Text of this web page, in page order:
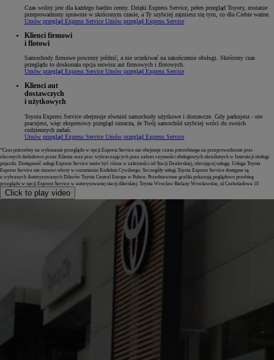
Czas wolny jest dla każdego bardzo cenny. Dzięki Express Service, pełen przegląd Toyoty, zostanie
przeprowadzony sprawnie w skróconym czasie, a Ty szybciej zajmiesz się tym, co dla Ciebie ważne.
Umów przegląd Express Service Umów przegląd Express Service
Klienci firmowi
i flotowi
Samochody firmowe powinny jeździć, a nie oczekiwać na zakończenie obsługi. Skrócony czas
przeglądu to doskonała opcja serwisu aut firmowych i flotowych.
Umów przegląd Express Service Umów przegląd Express Service
Klienci aut
dostawczych
i użytkowych
Toyota Express Service obejmuje również samochody użytkowe i dostawcze. Gdy parkujesz - nie
pracujesz, więc ekspresowy przegląd oznacza, że Twój samochód szybciej wróci do swoich
codziennych zadań.
Umów przegląd Express Service Umów przegląd Express Service
*Czas potrzebny na wykonanie przeglądu w opcji Express Service nie obejmuje czasu potrzebnego na przeprowadzenie prac
zleconych dodatkowo przez Klienta oraz prac wykraczających poza zakres czynności obsługowych określonych w Instrukcji obsługi
pojazdu. Dostępność usługi Express Service może być różna w zależności od Stacji Dealerskiej, oferującej usługę. Usługa Toyota
Express Service nie stanowi oferty w rozumieniu Kodeksu Cywilnego. Szczegóły usługi Toyota Express Service dostępne są
u wybranych Autoryzowanych Dilerów Toyota Central Europe w Polsce. Przedstawione grafiki pokazują poglądowo przebieg
przeglądu w opcji Express Service w autoryzowanej stacji dilerskiej: Toyota Wrocław Bielany Wrocławskie, ul Czekoladowa 10
Click to play video